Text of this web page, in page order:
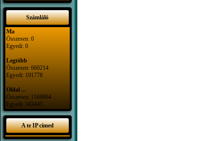
Számláló
Ma
Összesen: 0
Egyedi: 0
Legtöbb
Összesen: 660214
Egyedi: 191778
Oldal ...
Összesen: 1168864
Egyedi: 343445
A te IP címed